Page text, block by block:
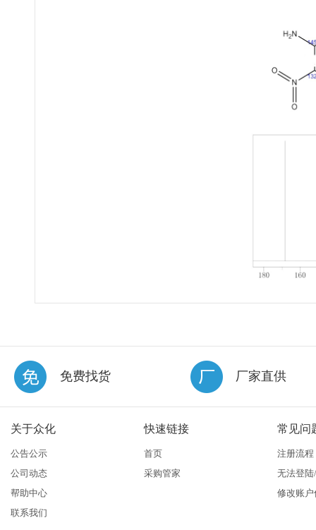
免费找货 厂家直供
关于众化
公告公示
公司动态
帮助中心
联系我们
快速链接
首页
采购管家
常见问
注册流程
无法登
修改账户